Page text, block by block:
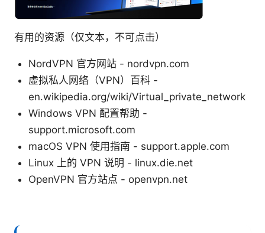
有用的资源（仅文本，不可点击）
NordVPN 官方网站 - nordvpn.com
虚拟私人网络（VPN）百科 -
en.wikipedia.org/wiki/Virtual_private_network
Windows VPN 配置帮助 -
support.microsoft.com
macOS VPN 使用指南 - support.apple.com
Linux 上的 VPN 说明 - linux.die.net
OpenVPN 官方站点 - openvpn.net